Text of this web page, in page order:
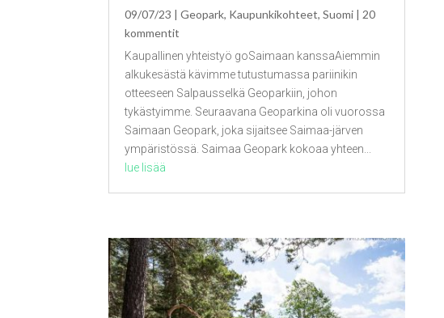
09/07/23 |Geopark, Kaupunkikohteet,Suomi | 20
kommentit
Kaupallinen yhteistyö goSaimaan kanssaAiemmin
alkukesästä kävimme tutustumassa pariinikin
otteeseen Salpausselkä Geoparkiin, johon
tykästyimme. Seuraavana Geoparkina oli vuorossa
Saimaan Geopark, joka sijaitsee Saimaa-järven
ympäristössä. Saimaa Geopark kokoaa yhteen...
lue lisää